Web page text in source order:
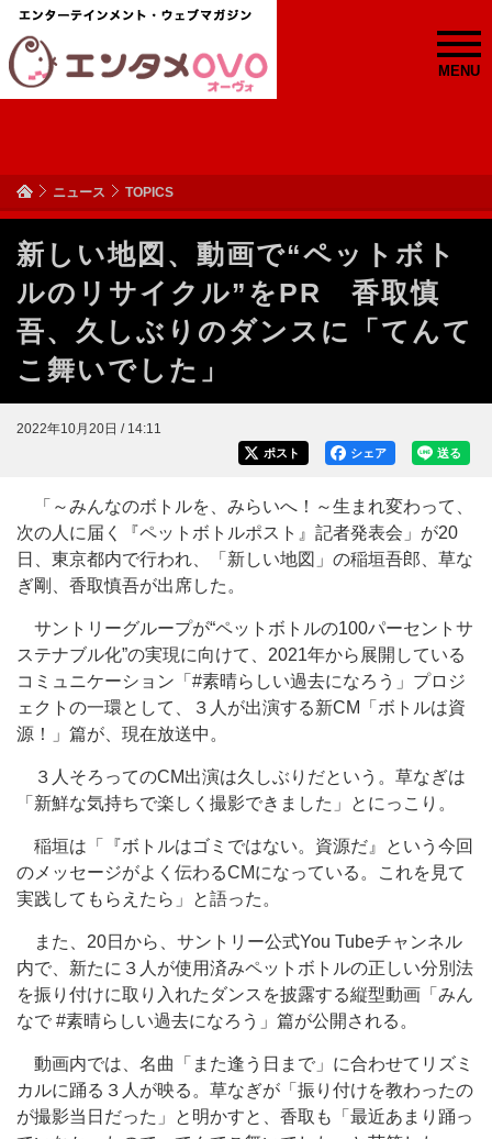
MENU
ニュース TOPICS
新しい地図、動画で“ペットボト
ルのリサイクル”をPR 香取慎
吾、久しぶりのダンスに「てんて
こ舞いでした」
2022年10月20日 / 14:11
送る
シェア
ポスト
「～みんなのボトルを、みらいへ！～生まれ変わって、
次の人に届く『ペットボトルポスト』記者発表会」が20
日、東京都内で行われ、「新しい地図」の稲垣吾郎、草な
ぎ剛、香取慎吾が出席した。
サントリーグループが“ペットボトルの100パーセントサ
ステナブル化”の実現に向けて、2021年から展開している
コミュニケーション「#素晴らしい過去になろう」プロジ
ェクトの一環として、３人が出演する新CM「ボトルは資
源！」篇が、現在放送中。
３人そろってのCM出演は久しぶりだという。草なぎは
「新鮮な気持ちで楽しく撮影できました」とにっこり。
稲垣は「『ボトルはゴミではない。資源だ』という今回
のメッセージがよく伝わるCMになっている。これを見て
実践してもらえたら」と語った。
また、20日から、サントリー公式You Tubeチャンネル
内で、新たに３人が使用済みペットボトルの正しい分別法
を振り付けに取り入れたダンスを披露する縦型動画「みん
なで #素晴らしい過去になろう」篇が公開される。
動画内では、名曲「また逢う日まで」に合わせてリズミ
カルに踊る３人が映る。草なぎが「振り付けを教わったの
が撮影当日だった」と明かすと、香取も「最近あまり踊っ